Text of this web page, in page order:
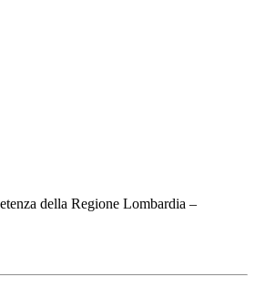
della Regione Lombardia –